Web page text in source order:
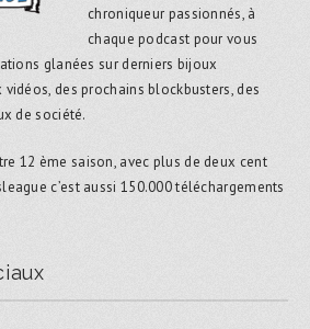
chroniqueur passionnés, à
chaque podcast pour vous
glanées sur derniers bijoux
des prochains blockbusters, des
de société.
12 ème saison, avec plus de deux cent
c’est aussi 150.000 téléchargements